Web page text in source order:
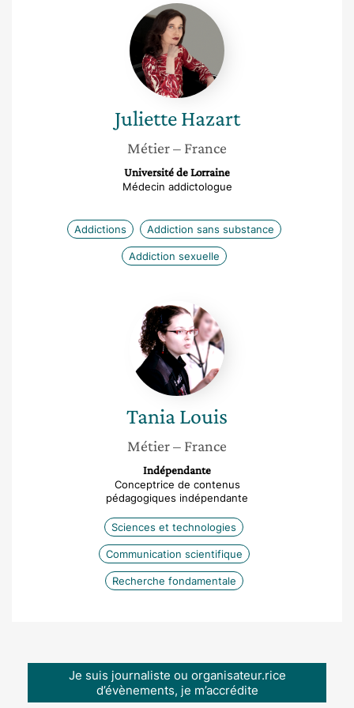
Juliette
Hazart
Juliette Hazart
Métier– France
Université de Lorraine
Médecin addictologue
Addictions Addiction sans substance
Addiction sexuelle
Tania
Louis
TaniaLouis
Métier– France
Indépendante
Conceptrice de contenus
pédagogiques indépendante
Sciences et technologies
Communication scientifique
Recherche fondamentale
Je suis journaliste ou organisateur.rice
d’évènements, je m’accrédite